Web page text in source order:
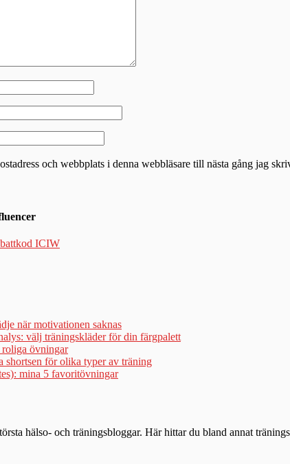
och webbplats i denna webbläsare till nästa gång jag
när motivationen saknas
välj träningskläder för din färgpalett
övningar
shortsen för olika typer av träning
mina 5 favoritövningar
hälso- och träningsbloggar. Här hittar du bland annat